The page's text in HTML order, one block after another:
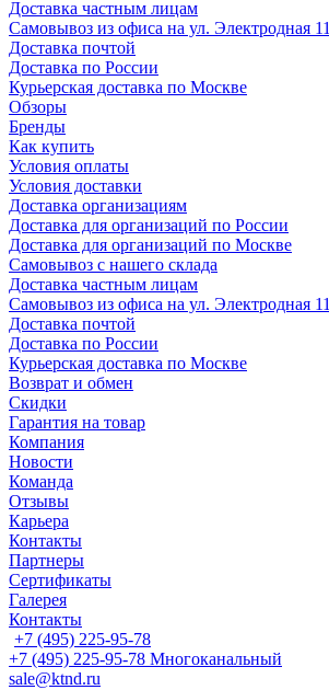
Доставка частным лицам
Самовывоз из офиса на ул. Электродная 11
Доставка почтой
Доставка по России
Курьерская доставка по Москве
Обзоры
Бренды
Как купить
Условия оплаты
Условия доставки
Доставка организациям
Доставка для организаций по России
Доставка для организаций по Москве
Самовывоз с нашего склада
Доставка частным лицам
Самовывоз из офиса на ул. Электродная 11
Доставка почтой
Доставка по России
Курьерская доставка по Москве
Возврат и обмен
Скидки
Гарантия на товар
Компания
Новости
Команда
Отзывы
Карьера
Контакты
Партнеры
Сертификаты
Галерея
Контакты
+7 (495) 225-95-78
+7 (495) 225-95-78 Многоканальный
sale@ktnd.ru